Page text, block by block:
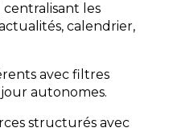
centralisant les
calendrier,
avec filtres
jour autonomes.
structurés avec